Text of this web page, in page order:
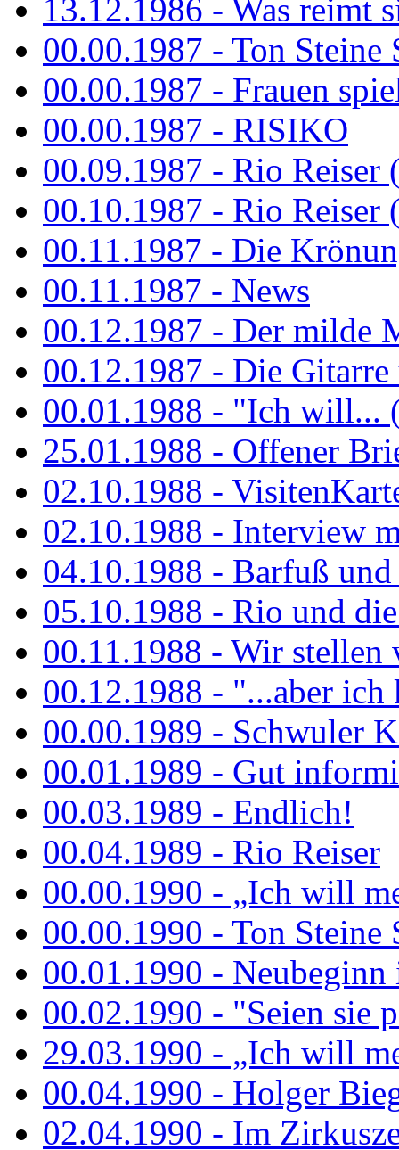
13.12.1986 - Was reimt
00.00.1987 - Ton Steine
00.00.1987 - Frauen
00.00.1987 - RISIKO
00.09.1987 - Rio Reiser
00.10.1987 - Rio Reiser
00.11.1987 - Die
00.11.1987 - News
00.12.1987 - Der milde
00.12.1987 - Die Gitarre
00.01.1988 - "Ich will...
25.01.1988 - Offener
02.10.1988 -
02.10.1988 - Interview
04.10.1988 - Barfuß und
05.10.1988 - Rio und
00.11.1988 - Wir stellen
00.12.1988 - "...aber ich
00.00.1989 - Schwuler
00.01.1989 - Gut
00.03.1989 - Endlich!
00.04.1989 - Rio Reiser
00.00.1990 - „Ich will
00.00.1990 - Ton Steine
00.01.1990 -
00.02.1990 - "Seien sie
29.03.1990 - „Ich will
00.04.1990 - Holger
02.04.1990 - Im